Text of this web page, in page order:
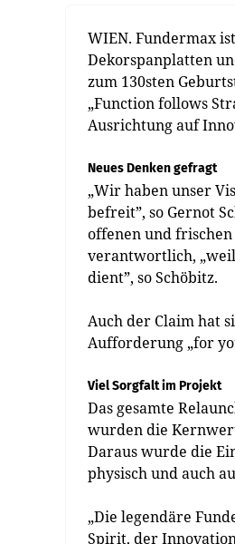
WIEN. Fundermax
Dekorspanplatten
zum 130sten
„Function follows
Ausrichtung auf
Neues Denken gefragt
„Wir haben unser
befreit”, so Gernot
offenen und
verantwortlich,
dient”, so Schöbitz.
Auch der Claim hat
Aufforderung „for
Viel Sorgfalt im Projekt
Das gesamte
wurden die
Daraus wurde die
physisch und auch
„Die legendäre
Spirit, der